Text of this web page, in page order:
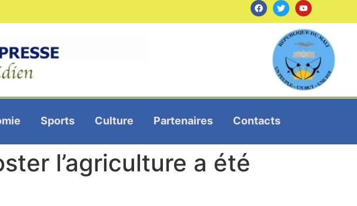
Sports Culture Partenaires Contacts
l’agriculture a été